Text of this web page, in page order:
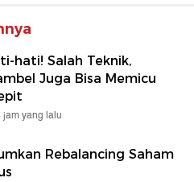
hati! Salah Teknik,
Juga Bisa Memicu
jam yang lalu
Rebalancing Saham